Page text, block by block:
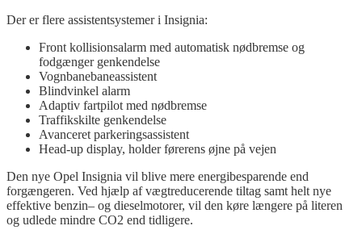
Der erflere assistentsystemeri Insignia:
Front kollisionsalarm med automatisk nødbremse og
fodgænger genkendelse
Vognbanebaneassistent
Blindvinkel alarm
Adaptiv fartpilot med nødbremse
Traffikskilte genkendelse
Avanceret parkeringsassistent
Head-up display, holder førerens øjne på vejen
Den nye Opel Insignia vil blive mere energibesparende end
forgængeren. Ved hjælp af vægtreducerende tiltag samt helt nye
effektive benzin– og dieselmotorer, vil den køre længere på literen
og udlede mindre CO2 end tidligere.